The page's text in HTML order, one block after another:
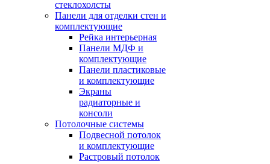
стеклохолсты
Панели для отделки стен и
комплектующие
Рейка интерьерная
Панели МДФ и
комплектующие
Панели пластиковые
и комплектующие
Экраны
радиаторные и
консоли
Потолочные системы
Подвесной потолок
и комплектующие
Растровый потолок